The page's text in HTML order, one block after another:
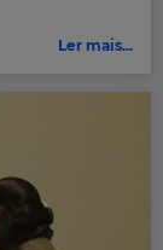
Ler mais...